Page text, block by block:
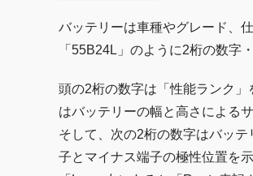
バッテリーは車種やグレード、
「55B24L」のように2桁の数字
頭の2桁の数字は「性能ランク
はバッテリーの幅と高さによる
そして、次の2桁の数字はバッ
子とマイナス端子の極性位置を